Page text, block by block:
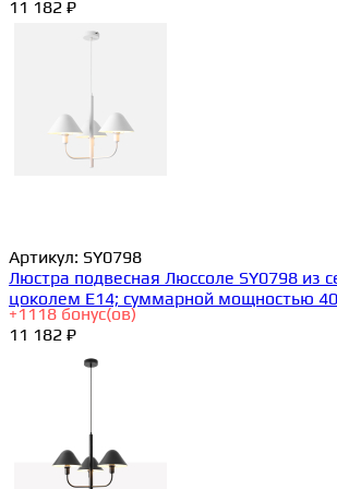
11 182 ₽
Артикул: SY0798
Люстра подвесная Люссоле SY0798 из
цоколем E14; суммарной мощностью
+1118 бонус(ов)
11 182 ₽